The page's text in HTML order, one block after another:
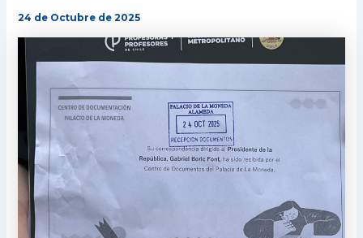
24 de Octubre de 2025